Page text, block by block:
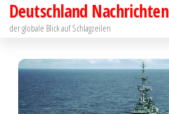
Zum
Inhalt
Deutschland Nachrichten
der globale Blick auf Schlagzeilen